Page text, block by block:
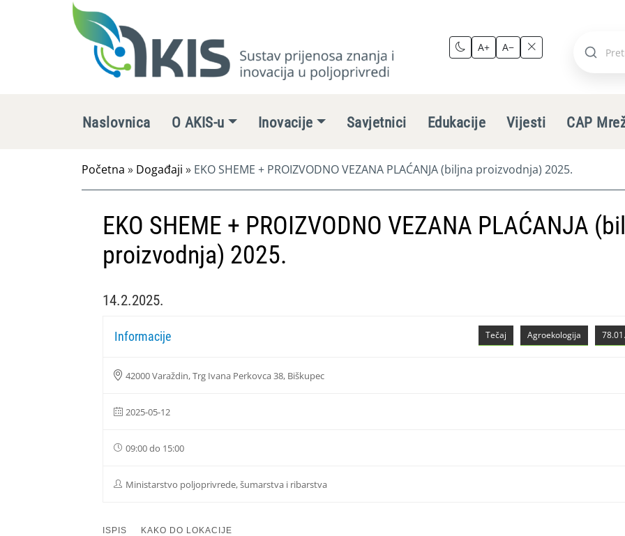
A+ A−
Pretraži
Naslovnica O AKIS-u Inovacije Savjetnici Edukacije Vijesti CAP
Početna » Događaji » EKO SHEME + PROIZVODNO VEZANA PLAĆANJA (biljna proizvodnja) 2025.
EKO SHEME + PROIZVODNO VEZANA PLAĆANJA
proizvodnja) 2025.
14.2.2025.
Agroekologija
Tečaj
Informacije
42000 Varaždin, Trg Ivana Perkovca 38, Biškupec
2025-05-12
09:00 do 15:00
Ministarstvo poljoprivrede, šumarstva i ribarstva
ISPIS KAKO DO LOKACIJE